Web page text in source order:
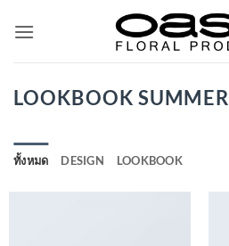
ไป
LOOKBOOK SUMMER
ทั้งหมด DESIGN LOOKBOOK